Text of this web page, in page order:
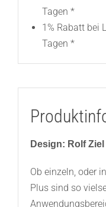
Tagen *
1% Rabatt bei
Tagen *
Design: Rolf Ziel
Ob einzeln, oder
Plus sind so